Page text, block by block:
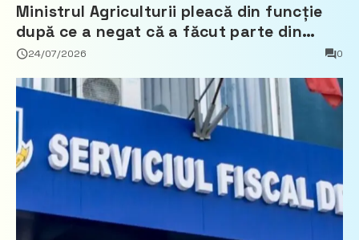
Ministrul Agriculturii pleacă din funcție
după ce a negat că a făcut parte din
Partidul Democrat
24/07/2026 0